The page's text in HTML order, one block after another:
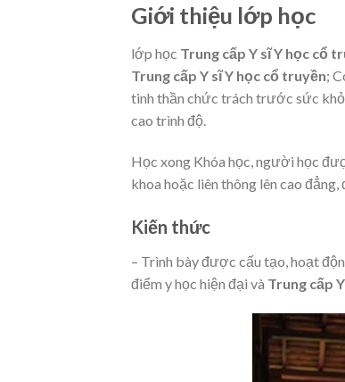
Giới thiệu lớp học
lớp học Trung cấp Y sĩ Y học cổ
Trung cấp Y sĩ Y học cổ truyền;
tinh thần chức trách trước sức
cao trình độ.
Học xong Khóa học, người học
khoa hoặc liên thông lên cao đẳng,
Kiến thức
– Trình bày được cấu tạo, hoạt
điểm y học hiện đại và Trung cấp